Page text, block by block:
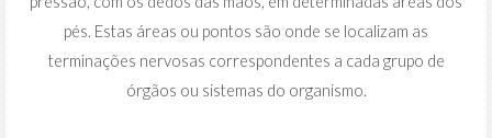
pés. Estas áreas ou pontos são onde se localizam as
terminações nervosas correspondentes a cada grupo de
órgãos ou sistemas do organismo.